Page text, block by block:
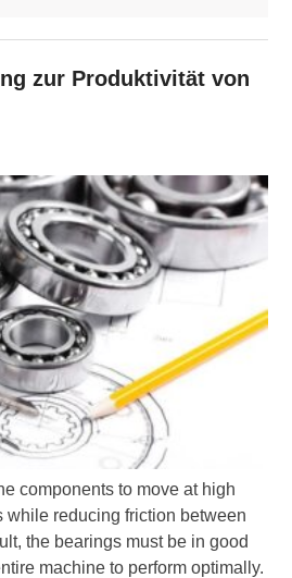
zur Produktivität von
components to move at high
while reducing friction between
the bearings must be in good
machine to perform optimally.